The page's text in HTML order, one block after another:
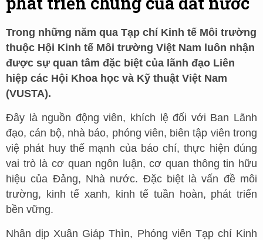
Trong những năm qua Tạp chí Kinh tế Môi trường
thuộc Hội Kinh tế Môi trường Việt Nam luôn nhận
được sự quan tâm đặc biệt của lãnh đạo Liên
hiệp các Hội Khoa học và Kỹ thuật Việt Nam
(VUSTA).
Đây là nguồn động viên, khích lệ đối với Ban Lãnh
đạo, cán bộ, nhà báo, phóng viên, biên tập viên trong
việ phát huy thế mạnh của báo chí, thực hiện đúng
vai trò là cơ quan ngôn luận, cơ quan thông tin hữu
hiệu của Đảng, Nhà nước. Đặc biệt là vấn đề môi
trường, kinh tế xanh, kinh tế tuần hoàn, phát triển
bền vững.
Nhân dịp Xuân Giáp Thìn, Phóng viên Tạp chí Kinh